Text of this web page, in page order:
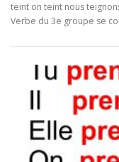
teint on teint nous
Verbe du 3e groupe se